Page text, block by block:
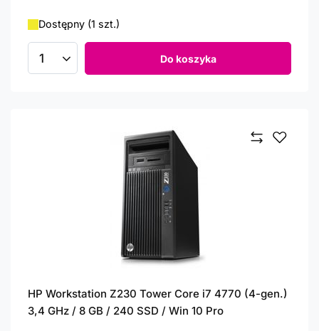
Dostępny (1 szt.)
Ilość produktów Do koszyka
HP Workstation Z230 Tower Core i7 4770 (4-gen.)
3,4 GHz / 8 GB / 240 SSD / Win 10 Pro